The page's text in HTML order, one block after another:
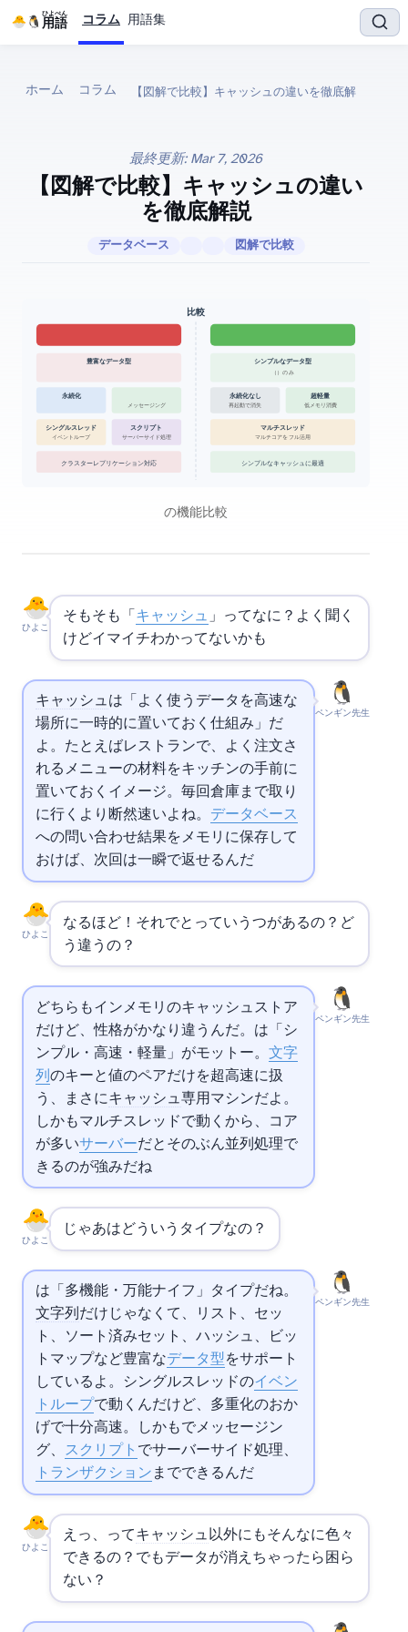
IT用語
ひよぺん コラム 用語集
ホーム コラム 【図解で比較】Redis vs Memcached — キャッシュDBの違いを徹底解説
最終更新: Mar 7, 2026
【図解で比較】Redis vs Memcached — キャッシュDBの違い
を徹底解説
データベース 図解で比較
Redis vs Memcached 比較
豊富なデータ型
永続化
メッセージング
シングルスレッド
イベントループ
Lua スクリプト
サーバーサイド処理
クラスター / レプリケーション対応
シンプルなデータ型
String（Key-Value）のみ
永続化なし
再起動で消失
超軽量
低メモリ消費
マルチスレッド
マルチコアをフル活用
シンプルなキャッシュに最適
Redis vs Memcached の機能比較
ひよこ
そもそも「 キャッシュ 」ってなに？よく聞く
けどイマイチわかってないかも…
ペンギン先生
キャッシュは「よく使うデータを高速な
場所に一時的に置いておく仕組み」だ
よ。たとえばレストランで、よく注文さ
れるメニューの材料をキッチンの手前に
置いておくイメージ。毎回倉庫まで取り
に行くより断然速いよね。 データベース
への問い合わせ結果をメモリに保存して
おけば、次回は一瞬で返せるんだ
ひよこ
なるほど！それでと っていう2つがあるの？ど
う違うの？
ペンギン先生
どちらもインメモリのキャッシュストア
だけど、性格がかなり違うんだ。 は「シ
ンプル・高速・軽量」がモットー。 文字
列 のキーと値のペアだけを超高速に扱
う、まさにキャッシュ専用マシンだよ。
しかもマルチスレッドで動くから、
コア
が多いサーバーだとそのぶん並列処理で
きるのが強みだね
ひよこ
じゃあはどういうタイプなの？
ペンギン先生
は「多機能・万能ナイフ」タイプだね。
文字列 だけじゃなくて、リスト、セッ
ト、ソート済みセット、ハッシュ、ビッ
トマップなど豊富なデータ型をサポート
しているよ。シングルスレッドのイベン
トループで動くんだけど、I/O多重化のおか
げで十分高速。しかもでメッセージン
グ、 スクリプト でサーバーサイド処理、
トランザクション までできるんだ
ひよこ
えっ、 ってキャッシュ以外にもそんなに色々
できるの？でもデータが消えちゃったら困ら
ない？